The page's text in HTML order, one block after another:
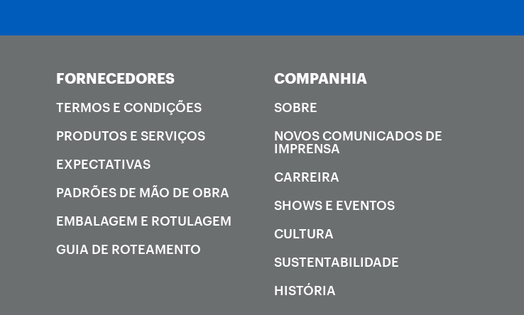
FORNECEDORES
TERMOS E CONDIÇÕES
PRODUTOS E SERVIÇOS
EXPECTATIVAS
PADRÕES DE MÃO DE OBRA
EMBALAGEM E ROTULAGEM
GUIA DE ROTEAMENTO
COMPANHIA
SOBRE
NOVOS COMUNICADOS DE
IMPRENSA
CARREIRA
SHOWS E EVENTOS
CULTURA
SUSTENTABILIDADE
HISTÓRIA